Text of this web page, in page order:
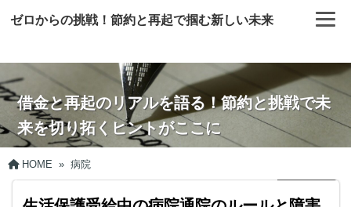
ゼロからの挑戦！節約と再起で掴む新しい未来
借金と再起のリアルを語る！節約と挑戦で未
来を切り拓くヒントがここに
HOME » 病院